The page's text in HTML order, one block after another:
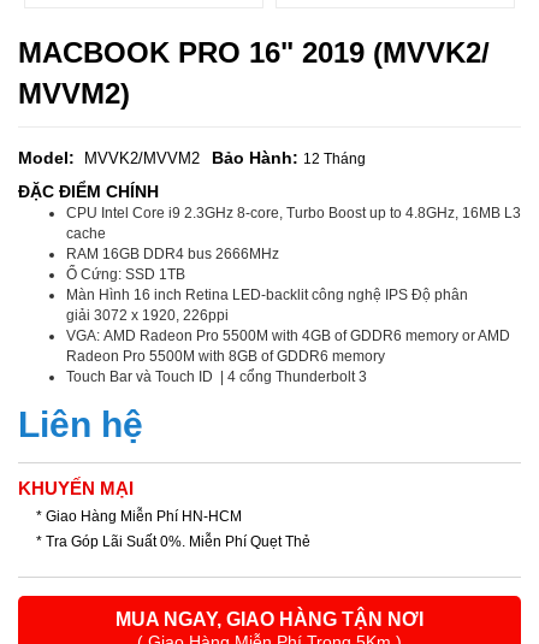
MACBOOK PRO 16" 2019 (MVVK2/
MVVM2)
Model: MVVK2/MVVM2 Bảo Hành: 12 Tháng
ĐẶC ĐIỂM CHÍNH
CPU Intel Core i9 2.3GHz 8‑core, Turbo Boost up to 4.8GHz, 16MB L3
cache
RAM 16GB DDR4 bus 2666MHz
Ổ Cứng: SSD 1TB
Màn Hình 16 inch Retina LED‑backlit công nghệ IPS Độ phân
giải 3072 x 1920, 226ppi
VGA: AMD Radeon Pro 5500M with 4GB of GDDR6 memory or AMD
Radeon Pro 5500M with 8GB of GDDR6 memory
Touch Bar và Touch ID | 4 cổng Thunderbolt 3
Liên hệ
KHUYẾN MẠI
* Giao Hàng Miễn Phí HN-HCM
* Tra Góp Lãi Suất 0%. Miễn Phí Quẹt Thẻ
MUA NGAY, GIAO HÀNG TẬN NƠI